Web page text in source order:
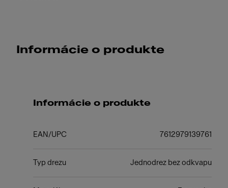
Informácie o produkte
Informácie o produkte
EAN/UPC 7612979139761
Typ drezu Jednodrez bez odkvapu